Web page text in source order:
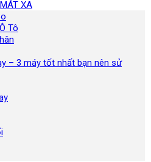
XA
Tô
– 3 máy tốt nhất bạn nên sử